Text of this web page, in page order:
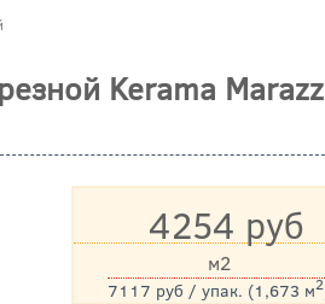
Kerama
4254 руб
7117 руб / упак. (1,673 м2
м2
*Цена указана с учетом НДС